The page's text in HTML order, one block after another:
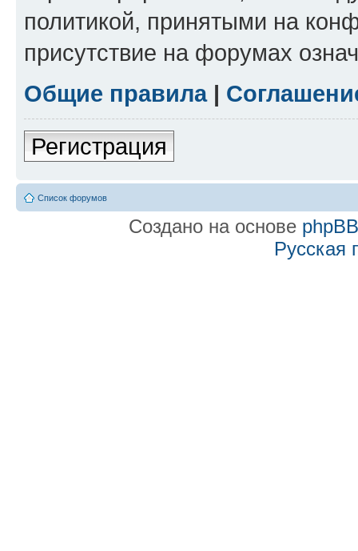
политикой, принятыми на
присутствие на форумах
Общие правила|
Регистрация
Список форумов
Создано на основе phpBB
Русская